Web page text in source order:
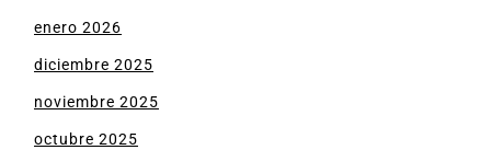
enero 2026
diciembre 2025
noviembre 2025
octubre 2025